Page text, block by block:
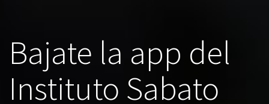
Bajate la app del
Instituto Sabato